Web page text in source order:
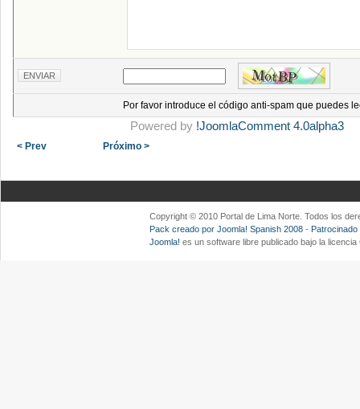
Por favor introduce el código anti-spam que puedes
Powered by !JoomlaComment 4.0alpha3
< Prev Próximo >
Copyright © 2010 Portal de Lima Norte. Todos los
Pack creado por Joomla! Spanish 2008 -
Joomla! es un software libre publicado bajo la licencia